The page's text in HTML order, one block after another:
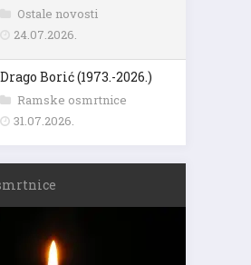
Ostale novosti
24.07.2026.
Drago Borić (1973.-2026.)
Ramske osmrtnice
31.07.2026.